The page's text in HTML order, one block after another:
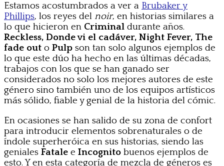
Estamos acostumbrados a ver a Brubaker y
Phillips, los reyes del noir, en historias similares a
lo que hicieron en Criminal durante años.
Reckless, Donde vi el cadáver, Night Fever, The
fade out o Pulp son tan solo algunos ejemplos de
lo que este dúo ha hecho en las últimas décadas,
trabajos con los que se han ganado ser
considerados no solo los mejores autores de este
género sino también uno de los equipos artísticos
más sólido, fiable y genial de la historia del cómic.
En ocasiones se han salido de su zona de confort
para introducir elementos sobrenaturales o de
índole superheróica en sus historias, siendo las
geniales Fatale e Incognito buenos ejemplos de
esto. Y en esta categoría de mezcla de géneros es